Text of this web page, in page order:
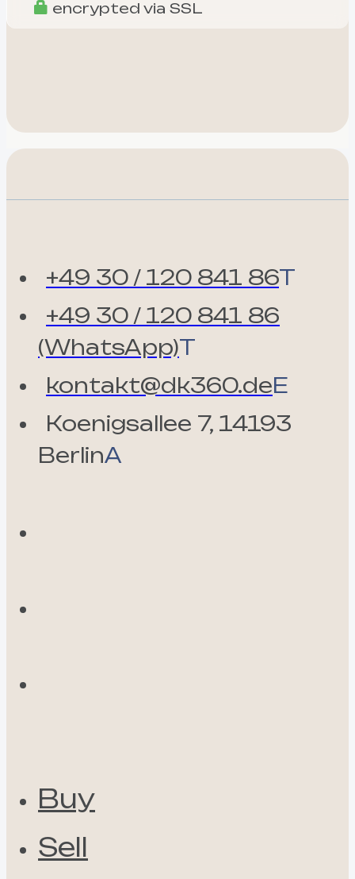
encrypted via SSL
+49 30 / 120 841 86T
+49 30 / 120 841 86
(WhatsApp)T
kontakt@dk360.deE
Koenigsallee 7, 14193
BerlinA
Buy
Sell